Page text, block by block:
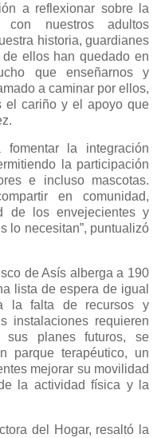
a reflexionar sobre la
con nuestros adultos
historia, guardianes
ellos han quedado en
que enseñarnos y
a caminar por ellos,
el cariño y el apoyo que
la integración
la participación
e incluso mascotas.
en comunidad,
de los envejecientes y
lo necesitan”, puntualizó
de Asís alberga a 190
lista de espera de igual
la falta de recursos y
instalaciones requieren
sus planes futuros, se
parque terapéutico, un
mejorar su movilidad
la actividad física y la
del Hogar, resaltó la